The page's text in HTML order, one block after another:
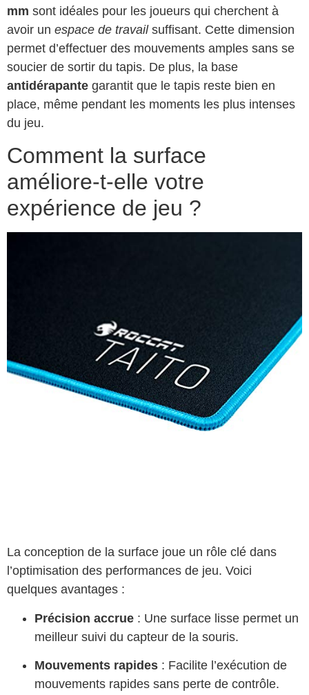
mm sont idéales pour les joueurs qui cherchent à
avoir un espace de travailsuffisant. Cette dimension
permet d’effectuer des mouvements amples sans se
soucier de sortir du tapis. De plus, la base
antidérapante garantit que le tapis reste bien en
place, même pendant les moments les plus intenses
du jeu.
Comment la surface
améliore-t-elle votre
expérience de jeu ?
La conception de la surface joue un rôle clé dans
l’optimisation des performances de jeu. Voici
quelques avantages :
Précision accrue : Une surface lisse permet un
meilleur suivi du capteur de la souris.
Mouvements rapides : Facilite l’exécution de
mouvements rapides sans perte de contrôle.